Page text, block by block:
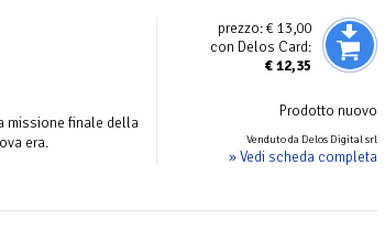
prezzo:€ 13,00
con Delos Card:
€12,35
Prodotto nuovo
Venduto da Delos Digital srl
» Vedi scheda completa
missione finale della
era.